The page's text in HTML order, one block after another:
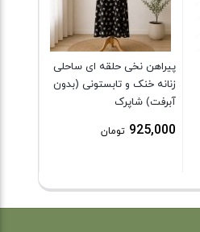
پیراهن نخی حلقه ای ساحلی
زنانه خنک و تابستونی (بدون
آبرفت) شاپرک
925,000 تومان